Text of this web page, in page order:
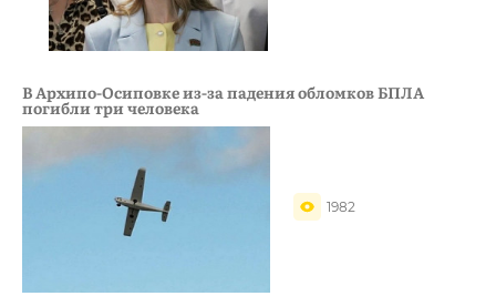
В Архипо-Осиповке из-за падения обломков БПЛА
погибли три человека
1982